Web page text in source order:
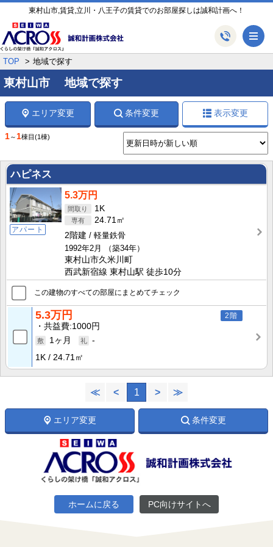
東村山市,賃貸,立川・八王子の賃貸でのお部屋探しは誠和計画へ！
TOP 地域で探す
東村山市 地域で探す
エリア変更 条件変更 表示変更
1～1棟目 (1棟)
ハピネス
アパート
5.3万円
1K
24.71㎡
2階建
軽量鉄骨
1992年2月
（築34年）
東村山市久米川町
西武新宿線 東村山駅 徒歩10分
この建物のすべての部屋にまとめてチェック
2階
5.3万円
共益費 1000円
1ヶ月
-
1K
24.71㎡
≪ < 1 > ≫
エリア変更 条件変更
ホームに戻る PC向けサイトへ